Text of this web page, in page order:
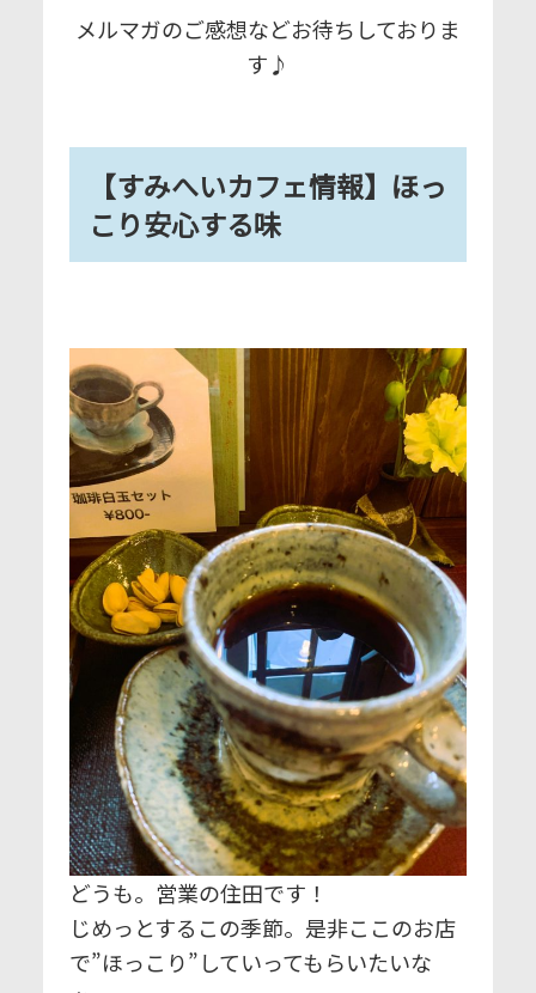
メルマガのご感想などお待ちしておりま
す♪
【すみへいカフェ情報】ほっ
こり安心する味
どうも。営業の住田です！
じめっとするこの季節。是非ここのお店
で”ほっこり”していってもらいたいな